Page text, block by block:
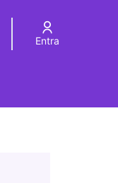
Entra